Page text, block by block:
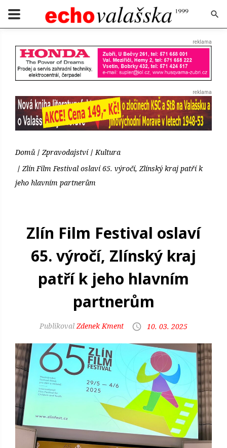
Domů Zpravodajství
Kultura
Zlín Film Festival oslaví 65. výročí, Zlínský kraj patří k
jeho hlavním partnerům
Zlín Film Festival oslaví
65. výročí, Zlínský kraj
patří k jeho hlavním
partnerům
Zdenek Kment 10. 03. 2025